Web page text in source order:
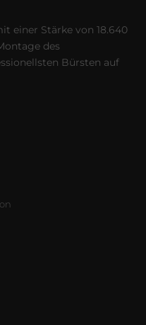
einer Stärke von 18.640
des
Bürsten auf